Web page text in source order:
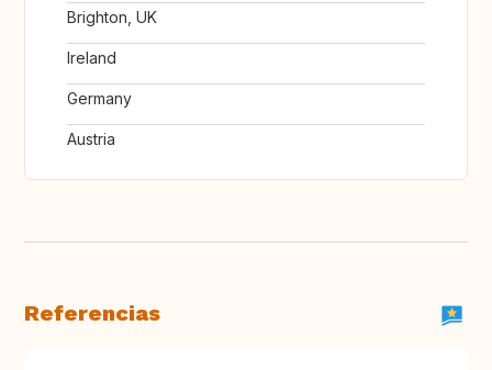
Brighton, UK
Ireland
Germany
Austria
Referencias